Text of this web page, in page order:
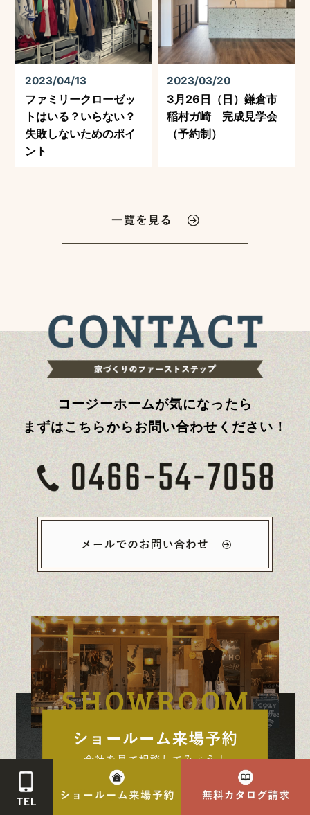
2023/04/13
ファミリークローゼッ
トはいる？いらない？
失敗しないためのポイ
ント
2023/03/20
3月26日（日）鎌倉市
稲村ガ崎 完成見学会
（予約制）
コージーホームが気になったら
まずはこちらからお問い合わせください！